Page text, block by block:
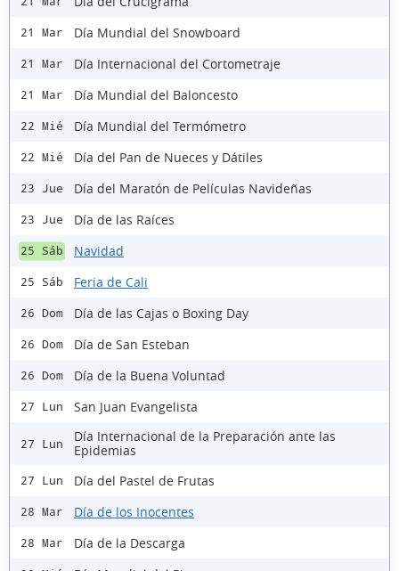
21 Mar Día Mundial del Snowboard
21 Mar Día Internacional del Cortometraje
21 Mar Día Mundial del Baloncesto
22 Mié Día Mundial del Termómetro
22 Mié Día del Pan de Nueces y Dátiles
23 Jue Día del Maratón de Películas Navideñas
23 Jue Día de las Raíces
25 Sáb Navidad
25 Sáb Feria de Cali
26 Dom Día de las Cajas o Boxing Day
26 Dom Día de San Esteban
26 Dom Día de la Buena Voluntad
27 Lun San Juan Evangelista
27 Lun
Día Internacional de la Preparación ante las
Epidemias
27 Lun Día del Pastel de Frutas
28 Mar Día de los Inocentes
28 Mar Día de la Descarga